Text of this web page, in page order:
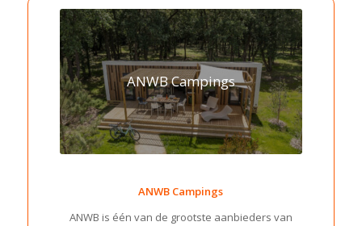
ANWB Campings
ANWB Campings
ANWB is één van de grootste aanbieders van